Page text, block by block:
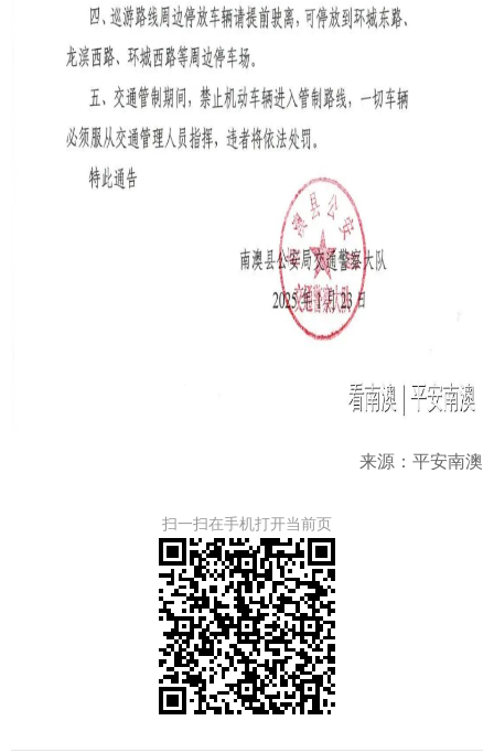
来源：平安南澳
扫一扫在手机打开当前页